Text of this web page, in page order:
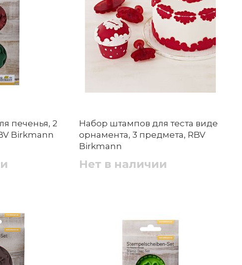
печенья, 2
Birkmann
Набор штампов для теста виде
орнамента, 3 предмета, RBV
Birkmann
Нет в наличии